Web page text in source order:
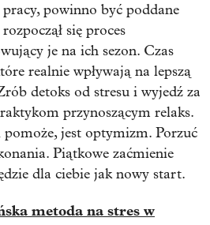
powinno być poddane
się proces
je na ich sezon. Czas
realnie wpływają na lepszą
detoks od stresu i wyjedź za
przynoszącym relaks.
jest optymizm. Porzuć
Piątkowe zaćmienie
dla ciebie jak nowy start.
metoda na stres w